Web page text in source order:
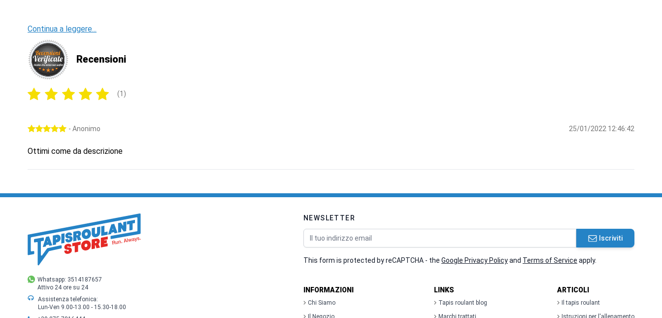
Continua a leggere...
Recensioni
(1)
- Anonimo 25/01/2022 12:46:42
Ottimi come da descrizione
Whatsapp: 3514187657
Attivo 24 ore su 24
Assistenza telefonica:
Lun-Ven 9.00-13.00 - 15.30-18.00
NEWSLETTER
Indirizzo email Iscriviti
This form is protected by reCAPTCHA - the Google Privacy Policyand Terms of Service apply.
INFORMAZIONI
Chi Siamo
Il Negozio
LINKS
Tapis roulant blog
Marchi trattati
ARTICOLI
Il tapis roulant
Istruzioni per l'allenamento